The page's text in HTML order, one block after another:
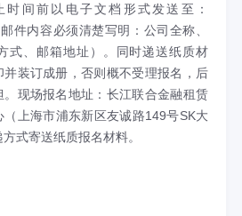
间前以电子文档形式发送至：
件内容必须清楚写明：公司全称、
式、邮箱地址）。同时递送纸质材
装订成册，否则概不受理报名，后
现场报名地址：长江联合金融租赁
上海市浦东新区友诚路149号SK大
式寄送纸质报名材料。